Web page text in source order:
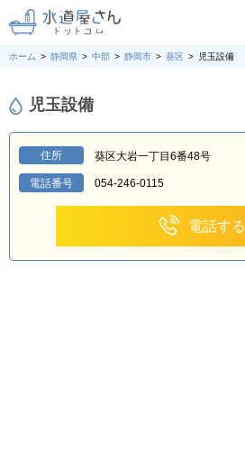
ホーム 静岡県 中部 静岡市 葵区 児玉設備
児玉設備
住所 葵区大岩一丁目6番48号
電話番号 054-246-0115
電話する